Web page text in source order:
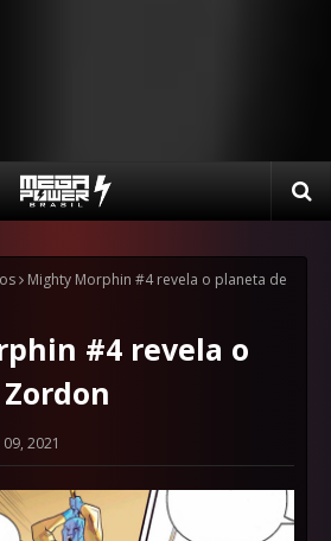
Mighty Morphin #4 revela o planeta de
#4 revela o
2021